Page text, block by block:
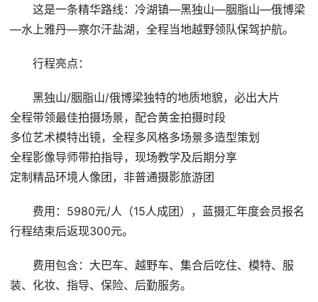
这是一条精华路线：冷湖镇—黑独山—胭脂山—俄博梁
—水上雅丹—察尔汗盐湖，全程当地越野领队保驾护航。
行程亮点：
黑独山/胭脂山/俄博梁独特的地质地貌，必出大片
全程带领最佳拍摄场景，配合黄金拍摄时段
多位艺术模特出镜，全程多风格多场景多造型策划
全程影像导师带拍指导，现场教学及后期分享
定制精品环境人像团，非普通摄影旅游团
费用：5980元/人（15人成团），蓝摄汇年度会员报名
行程结束后返现300元。
费用包含：大巴车、越野车、集合后吃住、模特、服
装、化妆、指导、保险、后勤服务。